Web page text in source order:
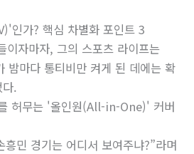
인가? 핵심 차별화 포인트 3
이자마자, 그의 스포츠 라이프는
밤마다 통티비만 켜게 된 데에는 확
.
허무는 '올인원(All-in-One)' 커버
민 경기는 어디서 보여주냐?”라며